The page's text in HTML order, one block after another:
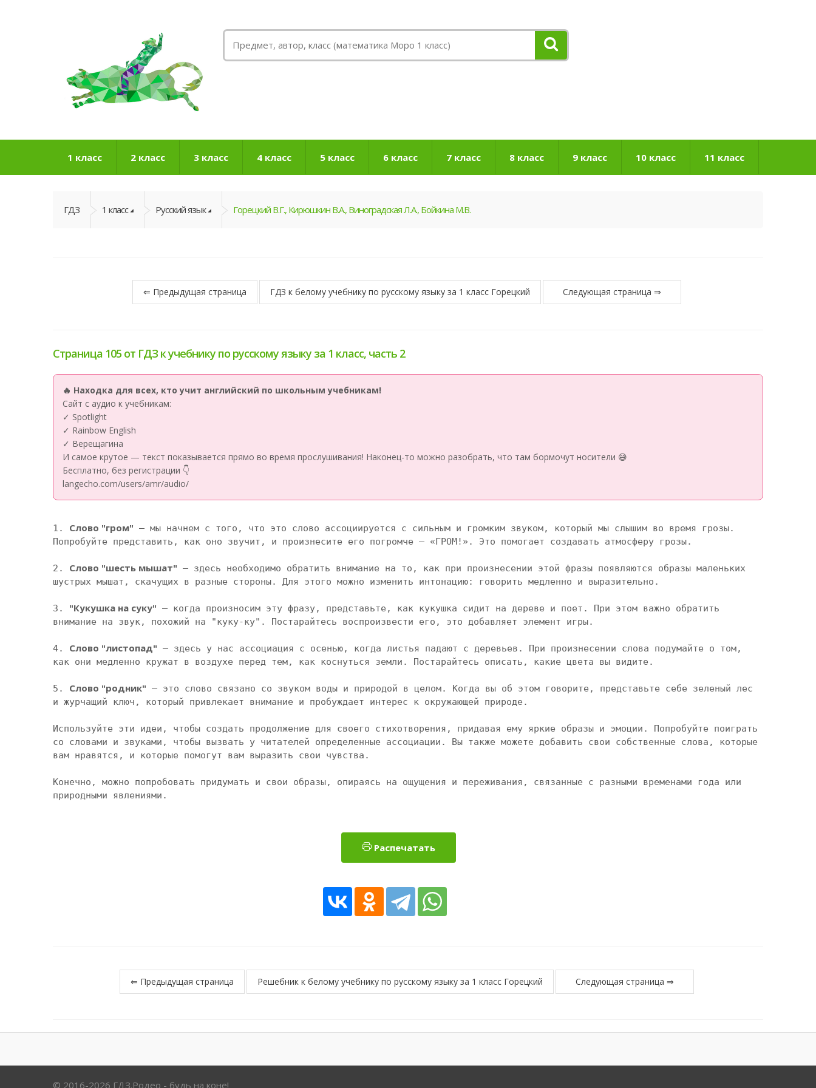
1 класс 2 класс 3 класс 4 класс 5 класс 6 класс 7 класс 8 класс 9 класс 10 класс 11 класс
ГДЗ 1 класс Русский язык Горецкий В.Г., Кирюшкин В.А., Виноградская Л.А., Бойкина М.В.
⇐ Предыдущая страница ГДЗ к белому учебнику по русскому языку за 1 класс Горецкий Следующая страница ⇒
Страница 105 от ГДЗ к учебнику по русскому языку за 1 класс, часть 2
🔥 Находка для всех, кто учит английский по школьным учебникам!
Сайт с аудио к учебникам:
✓ Spotlight
✓ Rainbow English
✓ Верещагина
И самое крутое — текст показывается прямо во время прослушивания! Наконец-то можно разобрать, что там бормочут носители 😅
Бесплатно, без регистрации 👇
langecho.com/users/amr/audio/
1. Слово "гром" – мы начнем с того, что это слово ассоциируется с сильным и громким звуком, который мы слышим во время грозы.
Попробуйте представить, как оно звучит, и произнесите его погромче – «ГРОМ!». Это помогает создавать атмосферу грозы.
2. Слово "шесть мышат" – здесь необходимо обратить внимание на то, как при произнесении этой фразы появляются образы маленьких
шустрых мышат, скачущих в разные стороны. Для этого можно изменить интонацию: говорить медленно и выразительно.
3. "Кукушка на суку" – когда произносим эту фразу, представьте, как кукушка сидит на дереве и поет. При этом важно обратить
внимание на звук, похожий на "куку-ку". Постарайтесь воспроизвести его, это добавляет элемент игры.
4. Слово "листопад" – здесь у нас ассоциация с осенью, когда листья падают с деревьев. При произнесении слова подумайте о том,
как они медленно кружат в воздухе перед тем, как коснуться земли. Постарайтесь описать, какие цвета вы видите.
5. Слово "родник" – это слово связано со звуком воды и природой в целом. Когда вы об этом говорите, представьте себе зеленый лес
и журчащий ключ, который привлекает внимание и пробуждает интерес к окружающей природе.
Используйте эти идеи, чтобы создать продолжение для своего стихотворения, придавая ему яркие образы и эмоции. Попробуйте поиграть
со словами и звуками, чтобы вызвать у читателей определенные ассоциации. Вы также можете добавить свои собственные слова, которые
вам нравятся, и которые помогут вам выразить свои чувства.
Конечно, можно попробовать придумать и свои образы, опираясь на ощущения и переживания, связанные с разными временами года или
природными явлениями.
Распечатать
⇐ Предыдущая страница Решебник к белому учебнику по русскому языку за 1 класс Горецкий Следующая страница ⇒
© 2016-2026 ГДЗ.Родео - будь на коне!